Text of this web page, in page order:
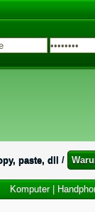
paste, dll /
Komputer|